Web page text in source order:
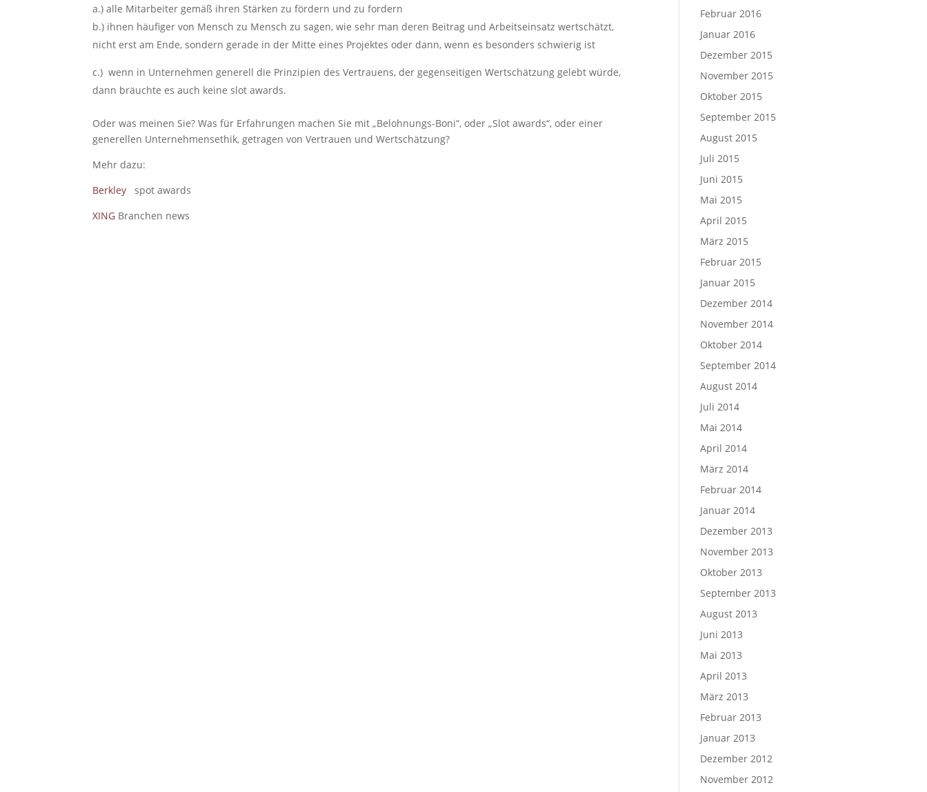
a.) alle Mitarbeiter gemäß ihren Stärken zu fördern und zu fordern
b.) ihnen häufiger von Mensch zu Mensch zu sagen, wie sehr man deren Beitrag und Arbeitseinsatz wertschätzt,
nicht erst am Ende, sondern gerade in der Mitte eines Projektes oder dann, wenn es besonders schwierig ist
c.) wenn in Unternehmen generell die Prinzipien des Vertrauens, der gegenseitigen Wertschätzung gelebt würde,
dann bräuchte es auch keine slot awards.
Oder was meinen Sie? Was für Erfahrungen machen Sie mit „Belohnungs-Boni“, oder „Slot awards“, oder einer
generellen Unternehmensethik, getragen von Vertrauen und Wertschätzung?
Mehr dazu:
Berkley spot awards
XING Branchen news
Februar 2016
Januar 2016
Dezember 2015
November 2015
Oktober 2015
September 2015
August 2015
Juli 2015
Juni 2015
Mai 2015
April 2015
März 2015
Februar 2015
Januar 2015
Dezember 2014
November 2014
Oktober 2014
September 2014
August 2014
Juli 2014
Mai 2014
April 2014
März 2014
Februar 2014
Januar 2014
Dezember 2013
November 2013
Oktober 2013
September 2013
August 2013
Juni 2013
Mai 2013
April 2013
März 2013
Februar 2013
Januar 2013
Dezember 2012
November 2012